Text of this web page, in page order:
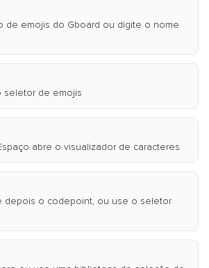
de emojis do Gboard ou digite o nome
seletor de emojis
abre o visualizador de caracteres
depois o codepoint, ou use o seletor